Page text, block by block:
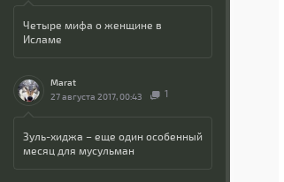
Четыре мифа о женщине в
Исламе
Marat
27 августа 2017, 00:43
1
Зуль-хиджа – еще один особенный
месяц для мусульман